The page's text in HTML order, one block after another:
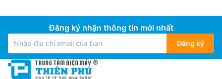
Đăng ký nhận thông tin mới nhất
Đăng ký